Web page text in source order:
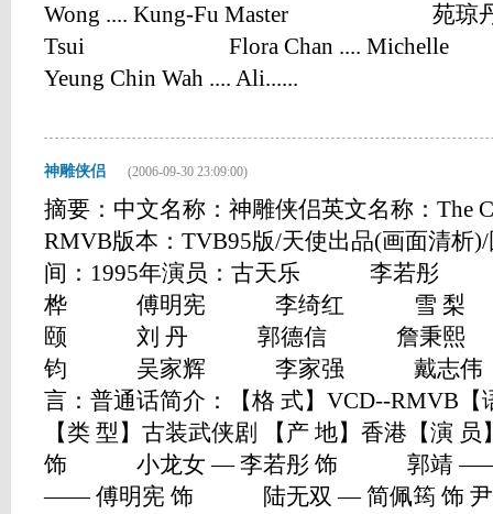
Wong .... Kung-Fu Master 苑琼丹
Tsui Flora Chan ....
Yeung Chin Wah .... Ali......
神雕侠侣 (2006-09-30 23:09:00)
摘要：中文名称：神雕侠侣英文名称：The
RMVB版本：TVB95版/天使出品(画面清析
间：1995年演员：古天乐 李
桦 傅明宪 李绮红 雪 梨
颐 刘 丹 郭德信 詹秉熙
钧 吴家辉 李家强 戴志伟 江
言：普通话简介：【格 式】VCD--RMVB【
【类 型】古装武侠剧 【产 地】香港【演
饰 小龙女 — 李若彤 饰 郭靖
—— 傅明宪 饰 陆无双 — 简佩筠 饰 尹